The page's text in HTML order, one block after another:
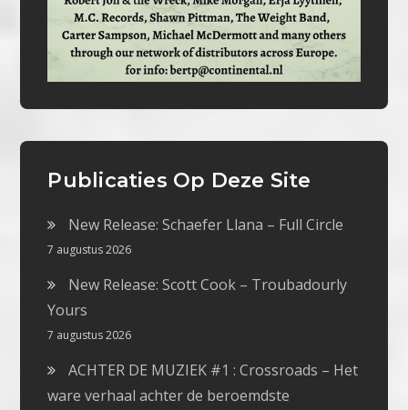
Publicaties Op Deze Site
New Release: Schaefer Llana – Full Circle
7 augustus 2026
New Release: Scott Cook – Troubadourly
Yours
7 augustus 2026
ACHTER DE MUZIEK #1 : Crossroads – Het
ware verhaal achter de beroemdste